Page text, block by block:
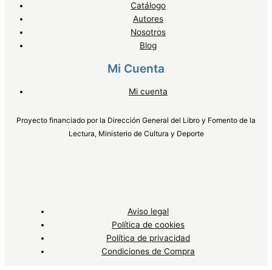
Catálogo
Autores
Nosotros
Blog
Mi Cuenta
Mi cuenta
Proyecto financiado por la Dirección General del Libro y Fomento de la
Lectura, Ministerio de Cultura y Deporte
Aviso legal
Política de cookies
Política de privacidad
Condiciones de Compra